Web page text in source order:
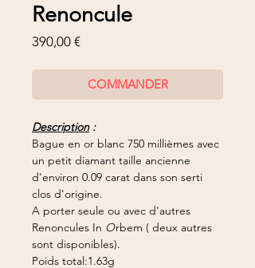
Renoncule
390,00 €Prix
COMMANDER
Description:
Bague en or blanc 750 millièmes avec
un petit diamant taille ancienne
d'environ 0.09 carat dans son serti
clos d'origine.
A porter seule ou avec d'autres
Renoncules In Orbem ( deux autres
sont disponibles).
Poids total:1.63g